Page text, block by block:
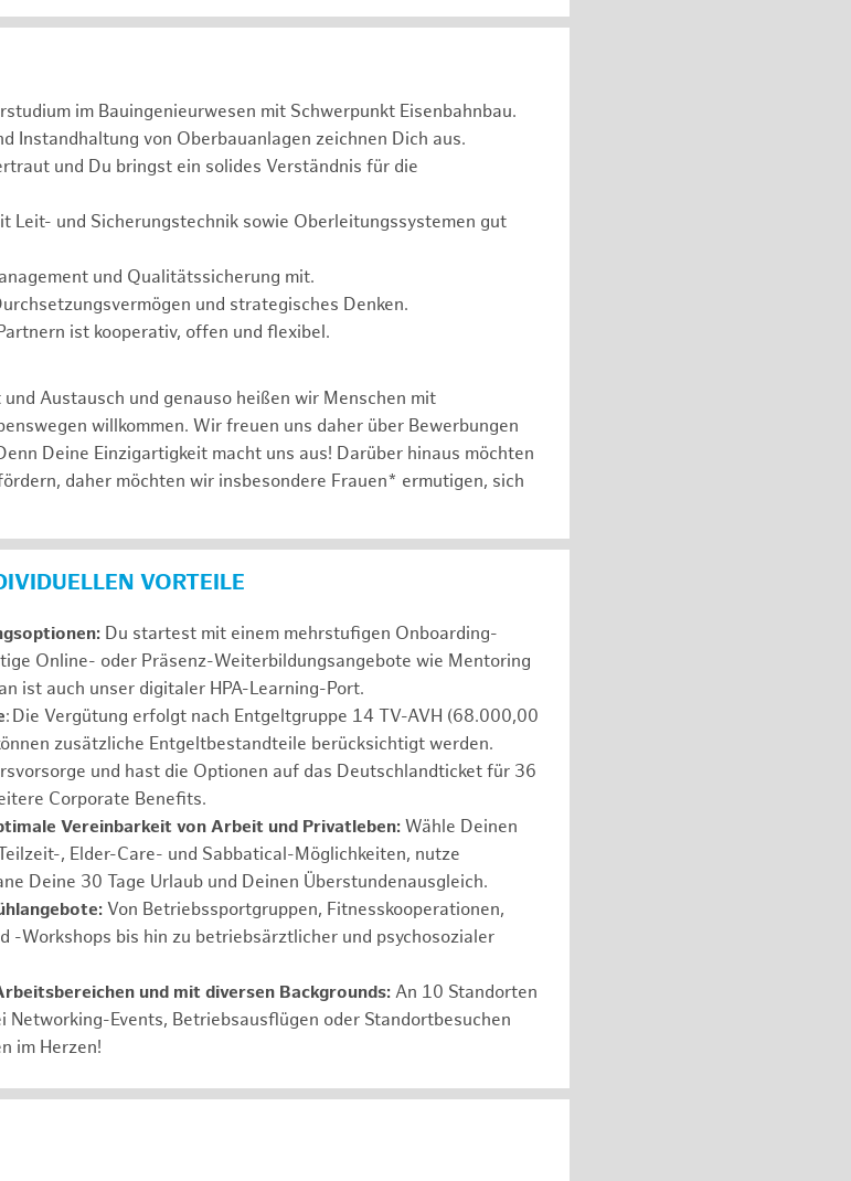
im Bauingenieurwesen mit Schwerpunkt Eisenbahnbau.
Instandhaltung von Oberbauanlagen zeichnen Dich aus.
und Du bringst ein solides Verständnis für die
Leit- und Sicherungstechnik sowie Oberleitungssystemen gut
und Qualitätssicherung mit.
und strategisches Denken.
ist kooperativ, offen und flexibel.
Austausch und genauso heißen wir Menschen mit
willkommen. Wir freuen uns daher über Bewerbungen
Deine Einzigartigkeit macht uns aus! Darüber hinaus möchten
daher möchten wir insbesondere Frauen* ermutigen, sich
VORTEILE
Du startest mit einem mehrstufigen Onboarding-
Online- oder Präsenz-Weiterbildungsangebote wie Mentoring
ist auch unser digitaler HPA-Learning-Port.
: Die Vergütung erfolgt nach Entgeltgruppe 14 TV-AVH (68.000,00
zusätzliche Entgeltbestandteile berücksichtigt werden.
und hast die Optionen auf das Deutschlandticket für 36
Corporate Benefits.
Vereinbarkeit von Arbeit und Privatleben: Wähle Deinen
, Elder-Care- und Sabbatical-Möglichkeiten, nutze
Deine 30 Tage Urlaub und Deinen Überstundenausgleich.
Von Betriebssportgruppen, Fitnesskooperationen,
-Workshops bis hin zu betriebsärztlicher und psychosozialer
und mit diversen Backgrounds: An 10 Standorten
Networking-Events, Betriebsausflügen oder Standortbesuchen
im Herzen!